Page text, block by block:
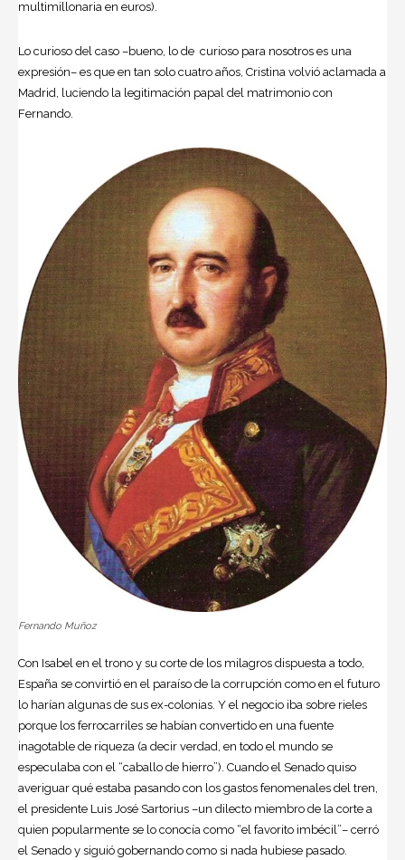
multimillonaria en euros).
Lo curioso del caso –bueno, lo de curioso para nosotros es una
expresión– es que en tan solo cuatro años, Cristina volvió aclamada a
Madrid, luciendo la legitimación papal del matrimonio con
Fernando.
Fernando Muñoz
Con Isabel en el trono y su corte de los milagros dispuesta a todo,
España se convirtió en el paraíso de la corrupción como en el futuro
lo harían algunas de sus ex-colonias. Y el negocio iba sobre rieles
porque los ferrocarriles se habían convertido en una fuente
inagotable de riqueza (a decir verdad, en todo el mundo se
especulaba con el “caballo de hierro”). Cuando el Senado quiso
averiguar qué estaba pasando con los gastos fenomenales del tren,
el presidente Luis José Sartorius –un dilecto miembro de la corte a
quien popularmente se lo conocía como “el favorito imbécil”– cerró
el Senado y siguió gobernando como si nada hubiese pasado.